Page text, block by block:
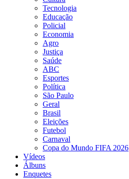
Tecnologia
Educação
Policial
Economia
Agro
Justiça
Saúde
ABC
Esportes
Política
São Paulo
Geral
Brasil
Eleições
Futebol
Carnaval
Copa do Mundo FIFA 2026
Vídeos
Álbuns
Enquetes